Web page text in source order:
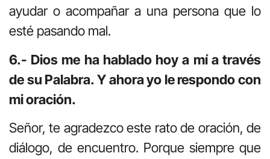
ayudar o acompañar a una persona que lo
esté pasando mal.
6.- Dios me ha hablado hoy a mí a través
de su Palabra. Y ahora yo le respondo con
mi oración.
Señor, te agradezco este rato de oración, de
diálogo, de encuentro. Porque siempre que